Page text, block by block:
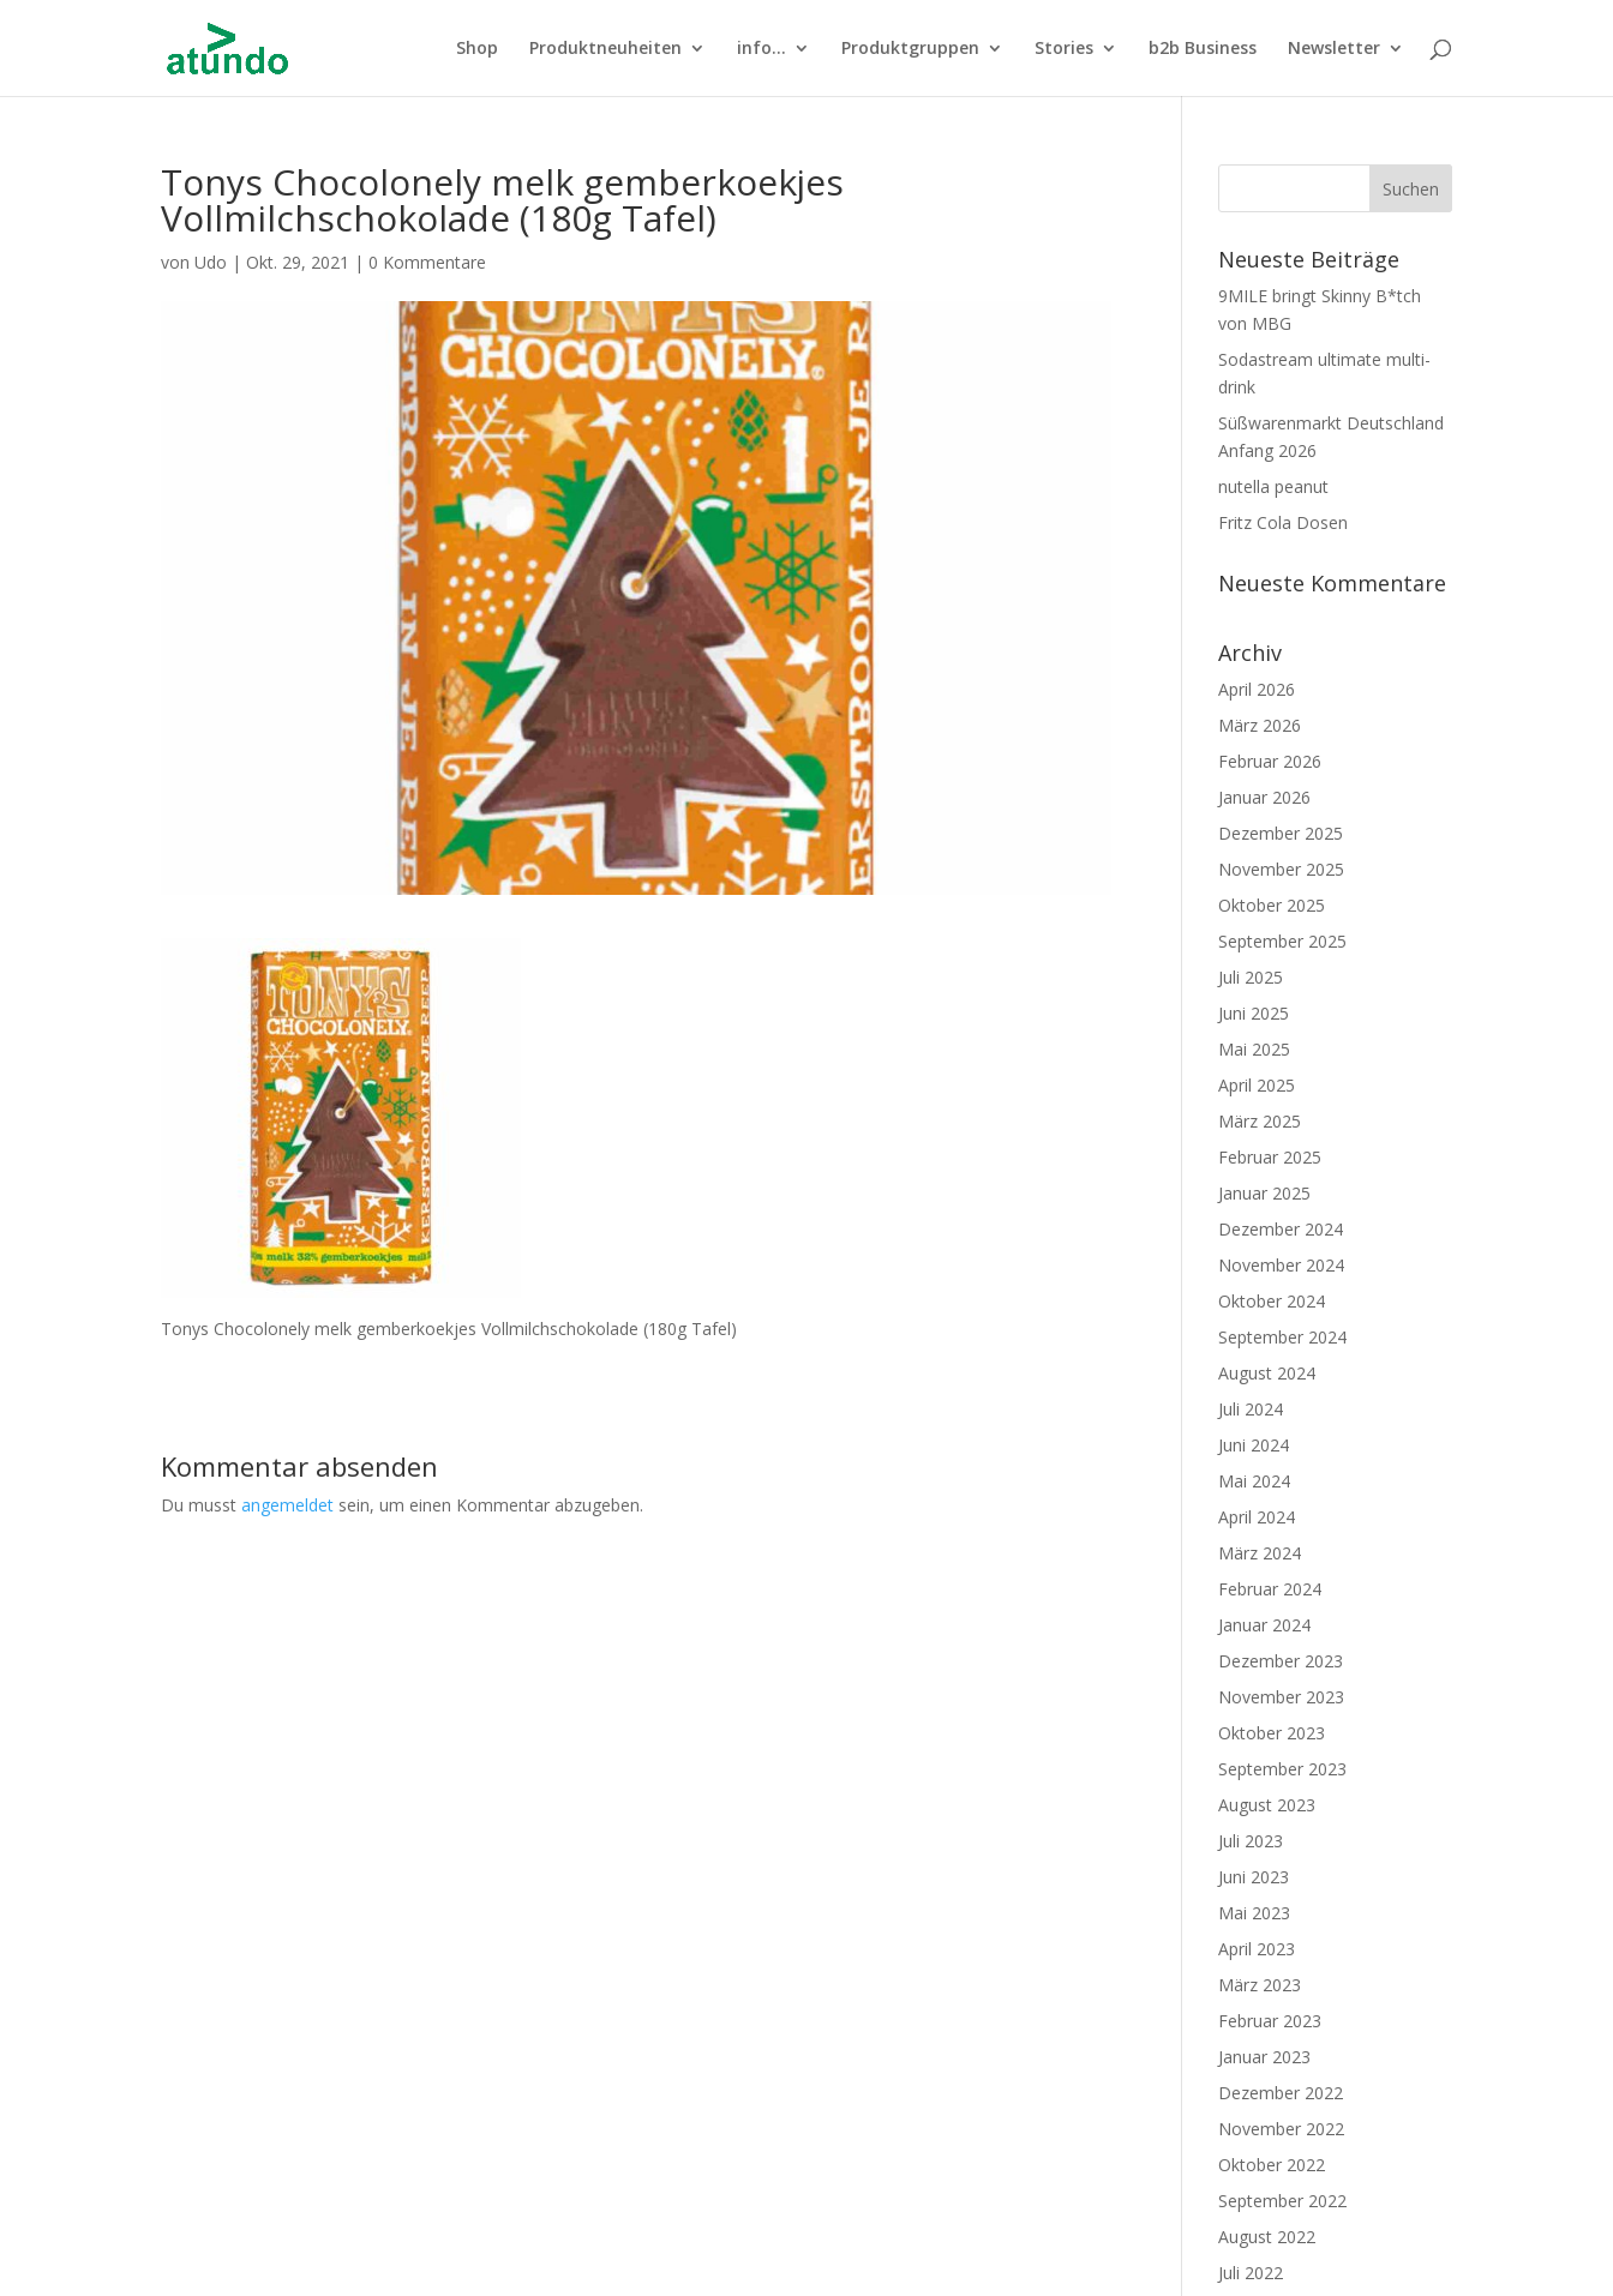
Shop Produktneuheiten info… Produktgruppen Stories b2b Business Newsletter
Tonys Chocolonely melk gemberkoekjes
Vollmilchschokolade (180g Tafel)
vonUdo | Okt. 29, 2021 | 0 Kommentare
Tonys Chocolonely melk gemberkoekjes Vollmilchschokolade (180g Tafel)
Kommentar absenden
Du musstangemeldet sein, um einen Kommentar abzugeben.
Neueste Beiträge
9MILE bringt Skinny B*tch
von MBG
Sodastream ultimate multi-
drink
Süßwarenmarkt Deutschland
Anfang 2026
nutella peanut
Fritz Cola Dosen
Neueste Kommentare
Archiv
April 2026
März 2026
Februar 2026
Januar 2026
Dezember 2025
November 2025
Oktober 2025
September 2025
Juli 2025
Juni 2025
Mai 2025
April 2025
März 2025
Februar 2025
Januar 2025
Dezember 2024
November 2024
Oktober 2024
September 2024
August 2024
Juli 2024
Juni 2024
Mai 2024
April 2024
März 2024
Februar 2024
Januar 2024
Dezember 2023
November 2023
Oktober 2023
September 2023
August 2023
Juli 2023
Juni 2023
Mai 2023
April 2023
März 2023
Februar 2023
Januar 2023
Dezember 2022
November 2022
Oktober 2022
September 2022
August 2022
Juli 2022